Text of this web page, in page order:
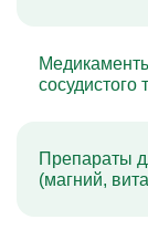
сосудистого
Препараты
(магний,